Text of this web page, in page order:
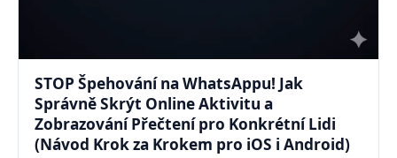
STOP Špehování na WhatsAppu! Jak
Správně Skrýt Online Aktivitu a
Zobrazování Přečtení pro Konkrétní Lidi
(Návod Krok za Krokem pro iOS i Android)